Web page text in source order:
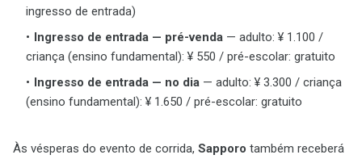
ingresso de entrada)
Ingresso de entrada — pré-venda — adulto: ¥ 1.100 /
criança (ensino fundamental): ¥ 550 / pré-escolar: gratuito
Ingresso de entrada — no dia — adulto: ¥ 3.300 / criança
(ensino fundamental): ¥ 1.650 / pré-escolar: gratuito
Às vésperas do evento de corrida, Sapporo também receberá